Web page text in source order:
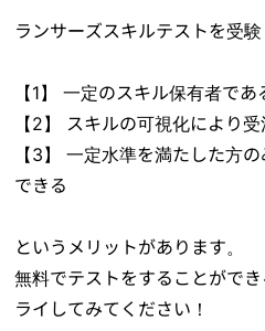
ランサーズスキルテストを受
【1】 一定のスキル保有者で
【2】 スキルの可視化により
【3】 一定水準を満たした方
できる
というメリットがあります。
無料でテストをすることがで
ライしてみてください！